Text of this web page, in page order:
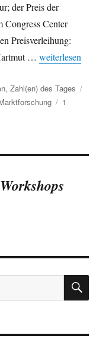
der Preis der
Congress Center
Preisverleihung:
…„44. Kongress
weiterlesen
,Zahl(en) des Tages
1